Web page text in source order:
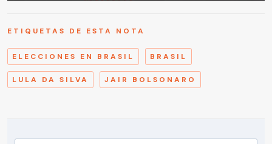
ETIQUETAS DE ESTA NOTA
ELECCIONES EN BRASIL BRASIL
LULA DA SILVA JAIR BOLSONARO